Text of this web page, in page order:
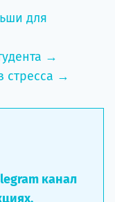
для
→
стресса →
канал